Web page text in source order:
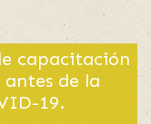
capacitación
de la
19.